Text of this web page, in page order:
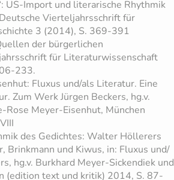
US-Import und literarische Rhythmik
Vierteljahrsschrift für
3 (2014), S. 369-391
der bürgerlichen
für Literaturwissenschaft
233.
Fluxus und/als Literatur. Eine
Zum Werk Jürgen Beckers, hg.v.
Rose Meyer-Eisenhut, München
des Gedichtes: Walter Höllerers
Brinkmann und Kiwus, in: Fluxus und/
hg.v. Burkhard Meyer-Sickendiek und
(edition text und kritik) 2014, S. 87-